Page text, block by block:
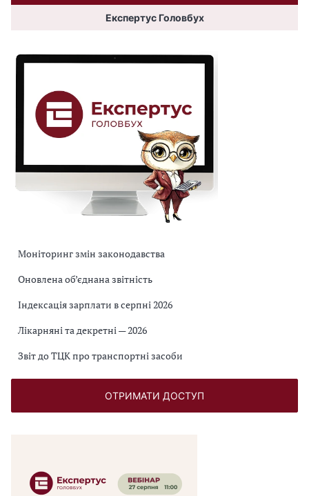
Експертус Головбух
Моніторинг змін законодавства
Оновлена об’єднана звітність
Індексація зарплати в серпні 2026
Лікарняні та декретні — 2026
Звіт до ТЦК про транспортні засоби
ОТРИМАТИ ДОСТУП